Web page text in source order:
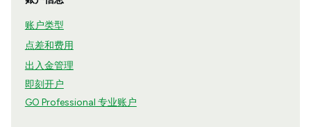
账户类型
点差和费用
出入金管理
即刻开户
GO Professional 专业账户